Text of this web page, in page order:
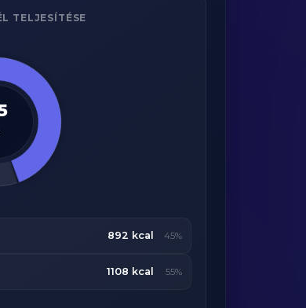
TELJESÍTÉSE
892 kcal 45%
1108 kcal 55%